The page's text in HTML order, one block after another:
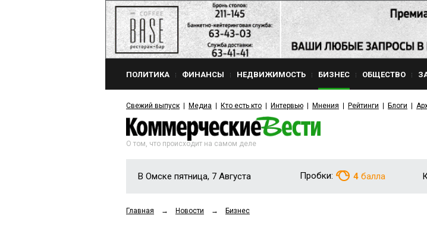
ПОЛИТИКА ФИНАНСЫ НЕДВИЖИМОСТЬ БИЗНЕС ОБЩЕСТВО
Свежий выпуск Медиа Кто есть кто Интервью Мнения Рейтинги Блоги
О том, что происходит на самом деле
В Омске пятница, 7 Августа Пробки: 4 балла
Главная → Новости → Бизнес